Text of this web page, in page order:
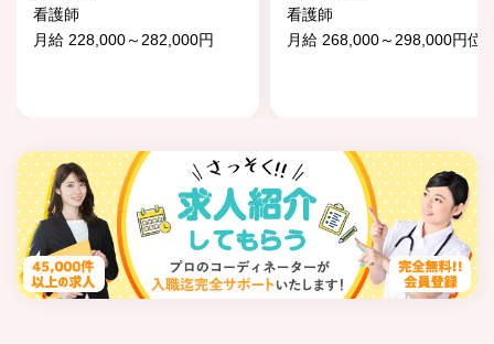
看護師
月給 228,000～282,000円
看護師
月給 268,000～298,000円位